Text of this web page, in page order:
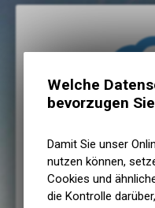
E-Mail eingeben
Welche
bevorzugen
Damit Sie unser
nutzen können,
Cookies und
die Kontrolle